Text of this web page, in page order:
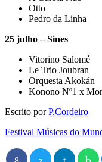
Otto
Pedro da Linha
25 julho – Sines
Vitorino Salomé
Le Trio Joubran
Orquesta Akokán
Konono Nº1 x
Escrito porP.Cordeiro
Festival Músicas do